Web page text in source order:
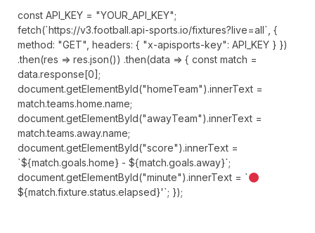
const API_KEY = "YOUR_API_KEY";
fetch(`https://v3.football.api-sports.io/fixtures?live=all`, {
method: "GET", headers: { "x-apisports-key": API_KEY } })
.then(res => res.json()) .then(data => { const match =
data.response[0];
document.getElementById("homeTeam").innerText =
match.teams.home.name;
document.getElementById("awayTeam").innerText =
match.teams.away.name;
document.getElementById("score").innerText =
`${match.goals.home} - ${match.goals.away}`;
document.getElementById("minute").innerText = `
${match.fixture.status.elapsed}'`; });